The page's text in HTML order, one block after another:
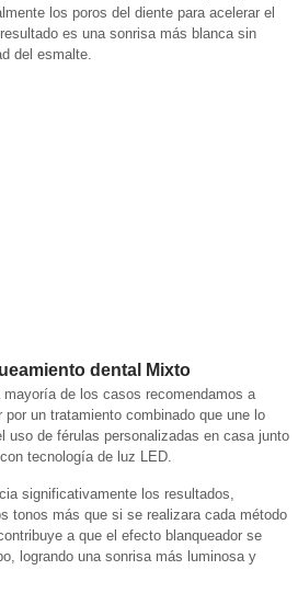
los poros del diente para acelerar el
es una sonrisa más blanca sin
del esmalte.
dental Mixto
de los casos recomendamos a
un tratamiento combinado que une lo
uso de férulas personalizadas en casa junto
tecnología de luz LED.
significativamente los resultados,
tonos más que si se realizara cada método
a que el efecto blanqueador se
logrando una sonrisa más luminosa y